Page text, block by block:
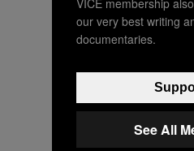
our very best writing
documentaries.
See All